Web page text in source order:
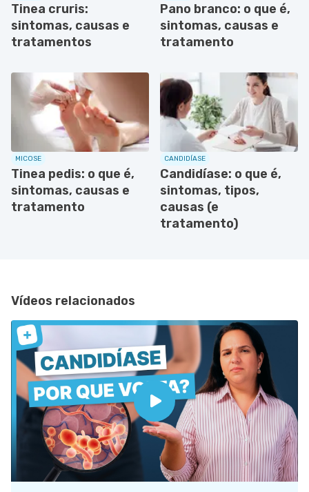
Tinea cruris:
sintomas, causas e
tratamentos
Pano branco: o que é,
sintomas, causas e
tratamento
MICOSE
Tinea pedis: o que é,
sintomas, causas e
tratamento
CANDIDÍASE
Candidíase: o que é,
sintomas, tipos,
causas (e
tratamento)
Vídeos relacionados